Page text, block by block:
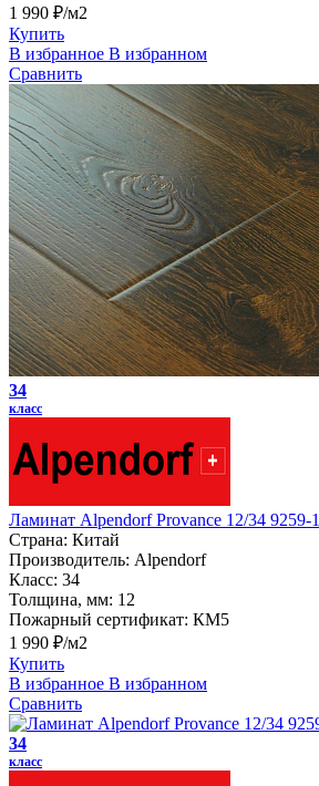
1 990 ₽/м2
Купить
В избранное В избранном
Сравнить
34
класс
Ламинат Alpendorf Provance 12/34 9259-
Страна: Китай
Производитель: Alpendorf
Класс: 34
Толщина, мм: 12
Пожарный сертификат: КМ5
1 990 ₽/м2
Купить
В избранное В избранном
Сравнить
34
класс